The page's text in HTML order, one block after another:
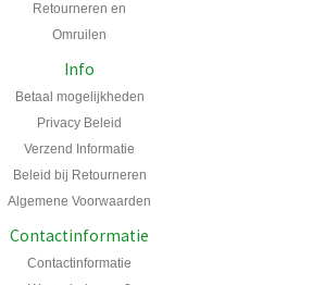
Retourneren en
Omruilen
Info
Betaal mogelijkheden
Privacy Beleid
Verzend Informatie
Beleid bij Retourneren
Algemene Voorwaarden
Contactinformatie
Contactinformatie